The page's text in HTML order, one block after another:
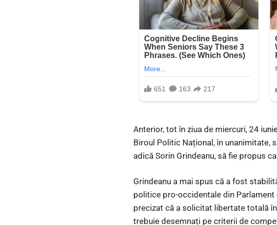
Anterior, tot în ziua de miercuri, 24
Biroul Politic Național, în unanimitate,
adică Sorin Grindeanu, să fie propus
Grindeanu a mai spus că a fost
politice pro-occidentale din
precizat că a solicitat libertate totală
trebuie desemnați pe criterii de